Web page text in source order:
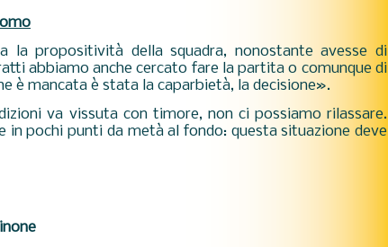
la propositività della squadra, nonostante avesse di
abbiamo anche cercato fare la partita o comunque di
è mancata è stata la caparbietà, la decisione».
va vissuta con timore, non ci possiamo rilassare.
in pochi punti da metà al fondo: questa situazione deve